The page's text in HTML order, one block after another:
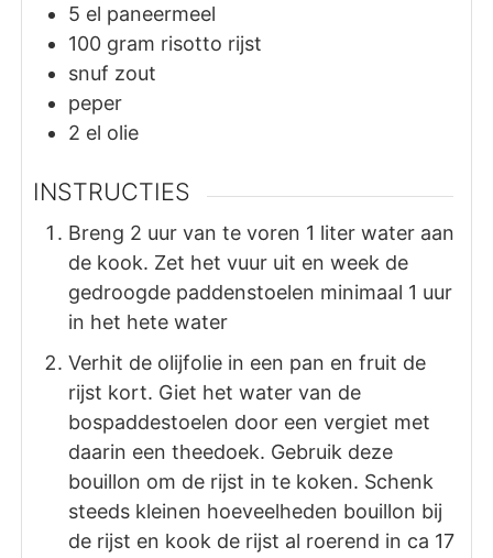
5 el paneermeel
100 gram risotto rijst
snuf zout
peper
2 el olie
INSTRUCTIES
Breng 2 uur van te voren 1 liter water aan
de kook. Zet het vuur uit en week de
gedroogde paddenstoelen minimaal 1 uur
in het hete water
Verhit de olijfolie in een pan en fruit de
rijst kort. Giet het water van de
bospaddestoelen door een vergiet met
daarin een theedoek. Gebruik deze
bouillon om de rijst in te koken. Schenk
steeds kleinen hoeveelheden bouillon bij
de rijst en kook de rijst al roerend in ca 17